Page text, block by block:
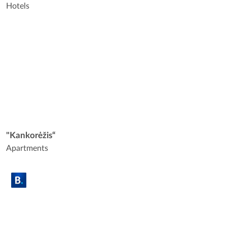
Hotels
"Kankorėžis“
Apartments